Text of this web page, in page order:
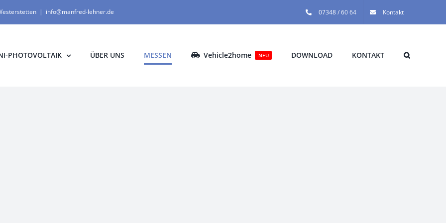
| info@manfred-lehner.de 07348 / 60 64 Kontakt
PHOTOVOLTAIK ÜBER UNS MESSEN Vehicle2home NEU DOWNLOAD KONTAKT